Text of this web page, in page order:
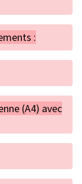
:
(A4) avec